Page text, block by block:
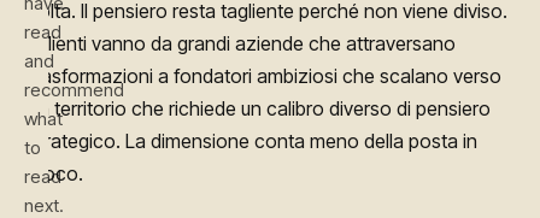
volta. Il pensiero resta tagliente perché non viene diviso.
I clienti vanno da grandi aziende che attraversano
trasformazioni a fondatori ambiziosi che scalano verso
un territorio che richiede un calibro diverso di pensiero
strategico. La dimensione conta meno della posta in
gioco.
read
and
recommend
what
to
read
next.